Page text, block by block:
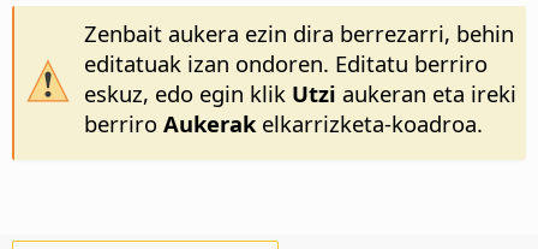
Zenbait aukera ezin dira berrezarri, behin
editatuak izan ondoren. Editatu berriro
eskuz, edo egin klik Utzi aukeran eta ireki
berriro Aukerakelkarrizketa-koadroa.